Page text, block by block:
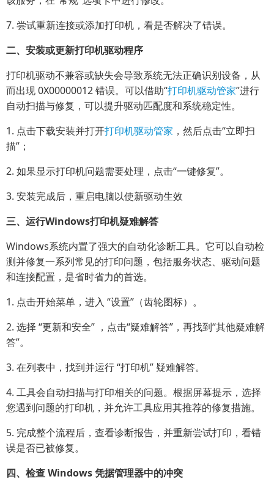
7. 尝试重新连接或添加打印机，看是否解决了错误。
二、安装或更新打印机驱动程序
打印机驱动不兼容或缺失会导致系统无法正确识别设备，从
而出现 0X00000012 错误。可以借助“打印机驱动管家”进行
自动扫描与修复，可以提升驱动匹配度和系统稳定性。
1. 点击下载安装并打开打印机驱动管家 ，然后点击“立即扫
描”；
2. 如果显示打印机问题需要处理，点击“一键修复”。
3. 安装完成后，重启电脑以使新驱动生效
三、运行Windows打印机疑难解答
Windows系统内置了强大的自动化诊断工具。它可以自动检
测并修复一系列常见的打印问题，包括服务状态、驱动问题
和连接配置，是省时省力的首选。
1. 点击开始菜单，进入 “设置”（齿轮图标）。
2. 选择 “更新和安全” ，点击“疑难解答”，再找到“其他疑难解
答”。
3. 在列表中，找到并运行 “打印机” 疑难解答。
4. 工具会自动扫描与打印相关的问题。根据屏幕提示，选择
您遇到问题的打印机，并允许工具应用其推荐的修复措施。
5. 完成整个流程后，查看诊断报告，并重新尝试打印，看错
误是否已被修复。
四、检查 Windows 凭据管理器中的冲突